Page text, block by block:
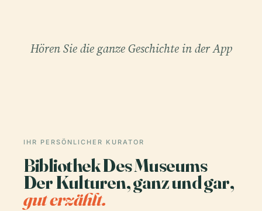
Hören Sie die ganze Geschichte in der App
IHR PERSÖNLICHER KURATOR
Bibliothek Des Museums
Der Kulturen, ganz und gar,
gut erzählt.